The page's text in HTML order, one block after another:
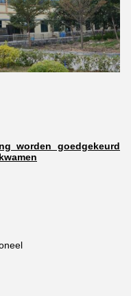
worden goedgekeurd